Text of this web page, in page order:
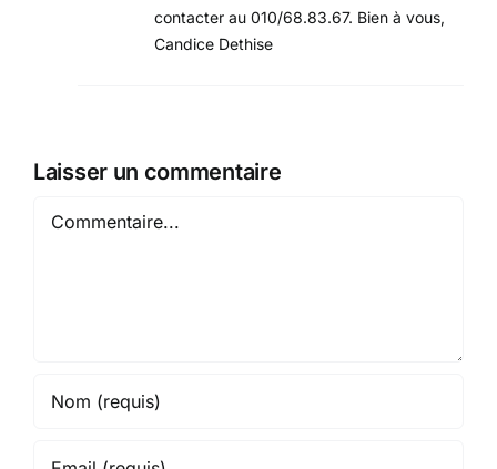
contacter au 010/68.83.67. Bien à vous,
Candice Dethise
Laisser un commentaire